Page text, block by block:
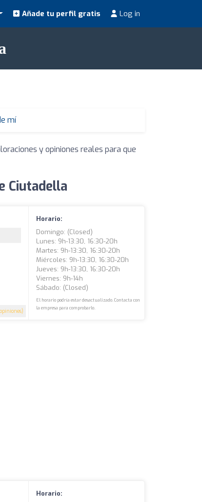
Añade tu perfil gratis Log in
mí
y opiniones reales para que
Ciutadella
Horario:
Domingo: (closed)
Lunes: 9h-13:30, 16:30-20h
Martes: 9h-13:30, 16:30-20h
Miércoles: 9h-13:30, 16:30-20h
Jueves: 9h-13:30, 16:30-20h
Viernes: 9h-14h
Sábado: (closed)
El horario podría estar desactualizado. Contacta con
la empresa para comprobarlo.
Horario: